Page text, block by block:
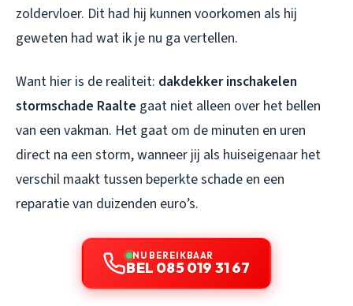
zoldervloer. Dit had hij kunnen voorkomen als hij
geweten had wat ik je nu ga vertellen.
Want hier is de realiteit: dakdekker inschakelen
stormschade Raalte gaat niet alleen over het bellen
van een vakman. Het gaat om de minuten en uren
direct na een storm, wanneer jij als huiseigenaar het
verschil maakt tussen beperkte schade en een
reparatie van duizenden euro’s.
NU BEREIKBAAR
BEL 085 019 31 67